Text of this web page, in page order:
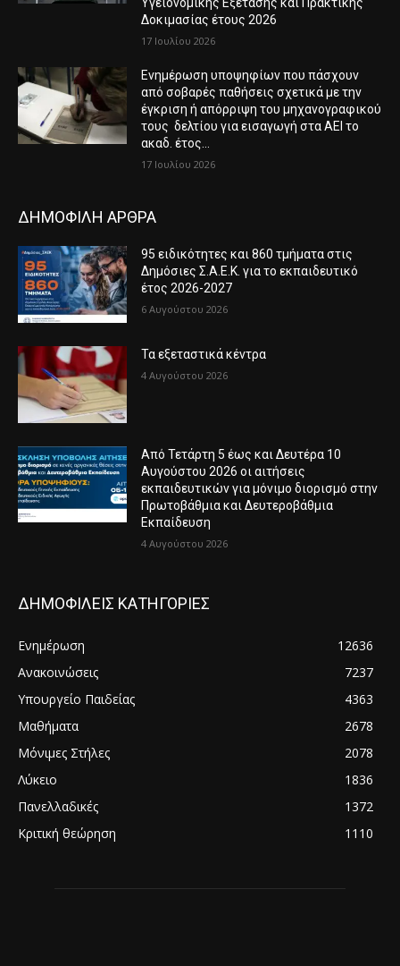
Υγειονομικής Εξέτασης και Πρακτικής
Δοκιμασίας έτους 2026
17 Ιουλίου 2026
Ενημέρωση υποψηφίων που πάσχουν
από σοβαρές παθήσεις σχετικά με την
έγκριση ή απόρριψη του μηχανογραφικού
τους δελτίου για εισαγωγή στα ΑΕΙ το
ακαδ. έτος...
17 Ιουλίου 2026
ΔΗΜΟΦΙΛΗ ΑΡΘΡΑ
95 ειδικότητες και 860 τμήματα στις
Δημόσιες Σ.Α.Ε.Κ. για το εκπαιδευτικό
έτος 2026-2027
6 Αυγούστου 2026
Τα εξεταστικά κέντρα
4 Αυγούστου 2026
Από Τετάρτη 5 έως και Δευτέρα 10
Αυγούστου 2026 οι αιτήσεις
εκπαιδευτικών για μόνιμο διορισμό στην
Πρωτοβάθμια και Δευτεροβάθμια
Εκπαίδευση
4 Αυγούστου 2026
ΔΗΜΟΦΙΛΕΙΣ ΚΑΤΗΓΟΡΙΕΣ
Ενημέρωση
12636
Ανακοινώσεις
7237
Υπουργείο Παιδείας
4363
Μαθήματα
2678
Μόνιμες Στήλες
2078
Λύκειο
1836
Πανελλαδικές
1372
Κριτική θεώρηση
1110